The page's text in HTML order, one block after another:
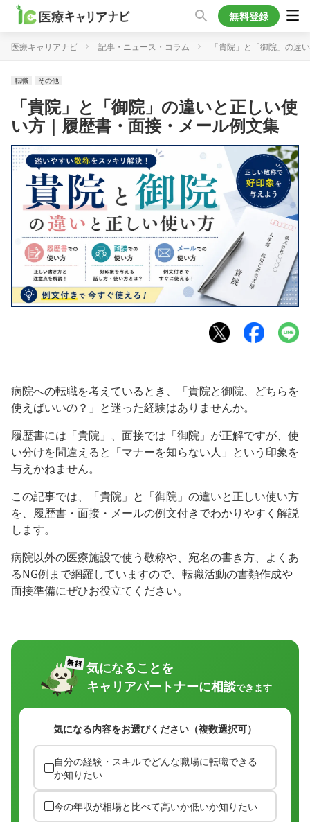
無料登録
医療キャリアナビ 記事・ニュース・コラム 「貴院」と「御院」の違
転職 その他
「貴院」と「御院」の違いと正しい使
い方｜履歴書・面接・メール例文集
病院への転職を考えているとき、「貴院と御院、どちらを
使えばいいの？」と迷った経験はありませんか。
履歴書には「貴院」、面接では「御院」が正解ですが、使
い分けを間違えると「マナーを知らない人」という印象を
与えかねません。
この記事では、「貴院」と「御院」の違いと正しい使い方
を、履歴書・面接・メールの例文付きでわかりやすく解説
します。
病院以外の医療施設で使う敬称や、宛名の書き方、よくあ
るNG例まで網羅していますので、転職活動の書類作成や
面接準備にぜひお役立てください。
気になることを
キャリアパートナーに相談できます
気になる内容をお選びください（複数選択可）
自分の経験・スキルでどんな職場に転職できる
か知りたい
今の年収が相場と比べて高いか低いか知りたい